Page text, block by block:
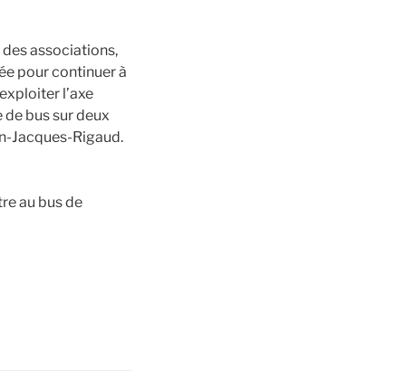
associations,
pour continuer à
l’axe
bus sur deux
Jacques-Rigaud.
au bus de